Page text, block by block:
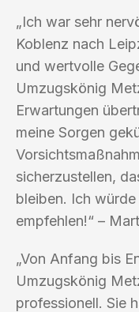
„Ich war sehr
Koblenz nach
und wertvolle
Umzugskönig
Erwartungen
meine Sorgen
sicherzustellen,
bleiben. Ich
empfehlen!“ –
„Von Anfang bis
Umzugskönig
professionell. Sie